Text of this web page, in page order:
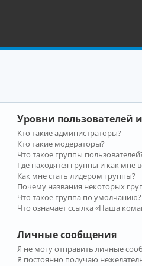
Уровни пользователей
Кто такие администраторы?
Кто такие модераторы?
Что такое группы
Где находятся группы и как мне
Как мне стать лидером группы?
Почему названия некоторых
Что такое группа по умолчанию?
Что означает ссылка «Наша
Личные сообщения
Я не могу отправить личные
Я постоянно получаю